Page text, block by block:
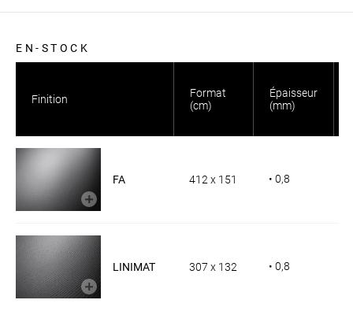
EN-STOCK
Finition
Format
(cm)
Épaisseur
(mm)
FA 412 x 151 • 0,8
LINIMAT 307 x 132 • 0,8